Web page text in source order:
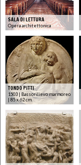
SALA DI LETTURA
Opera architettonica
TONDO PITTI
1503 | Bassorilievo marmoreo
| 85 x 62 cm.